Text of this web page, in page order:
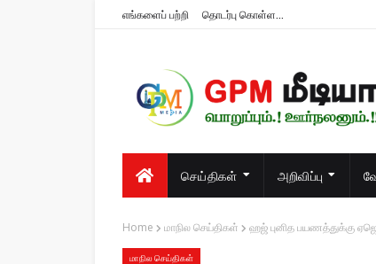
எங்களைப் பற்றி தொடர்பு கொள்ள...
செய்திகள்
அறிவிப்பு
Home மாநில செய்திகள் ஹஜ் புனித பயணத்துக்கு
மாநில செய்திகள்